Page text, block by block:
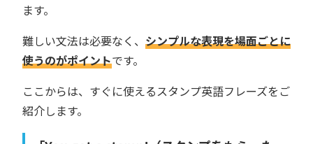
ます。
難しい文法は必要なく、 シンプルな表現を場面ごとに
使うのがポイントです。
ここからは、すぐに使えるスタンプ英語フレーズをご
紹介します。